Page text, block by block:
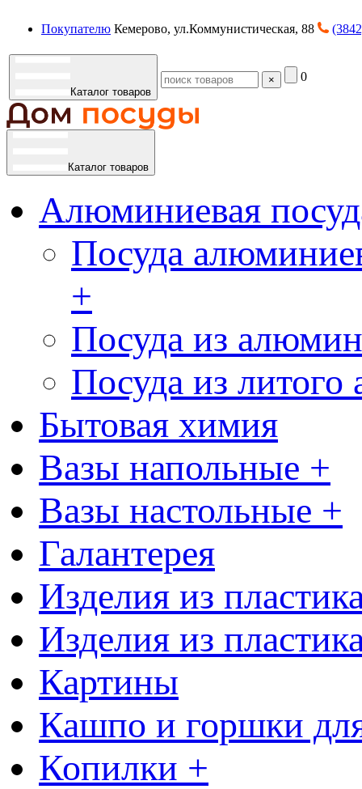
Покупателю Кемерово, ул.Коммунистическая, 88
Каталог товаров
× 0
Каталог товаров
Алюминиевая
Посуда
+
Посуда из
Посуда из
Бытовая химия
Вазы напольные +
Вазы настольные +
Галантерея
Изделия из
Изделия из
Картины
Кашпо и горшки
Копилки +